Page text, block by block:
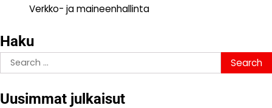
Verkko- ja maineenhallinta
Haku
Search
for:
Uusimmat julkaisut